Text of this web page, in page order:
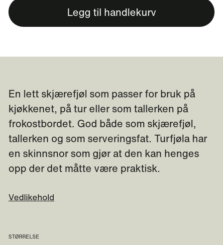
Legg til handlekurv
En lett skjærefjøl som passer for bruk på
kjøkkenet, på tur eller som tallerken på
frokostbordet. God både som skjærefjøl,
tallerken og som serveringsfat. Turfjøla har
en skinnsnor som gjør at den kan henges
opp der det måtte være praktisk.
Vedlikehold
STØRRELSE